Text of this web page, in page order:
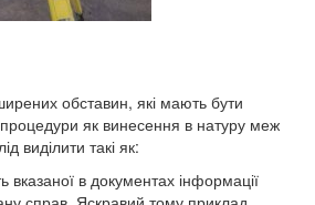
обставин, які мають бути
як винесення в натуру меж
виділити такі як:
вказаної в документах інформації